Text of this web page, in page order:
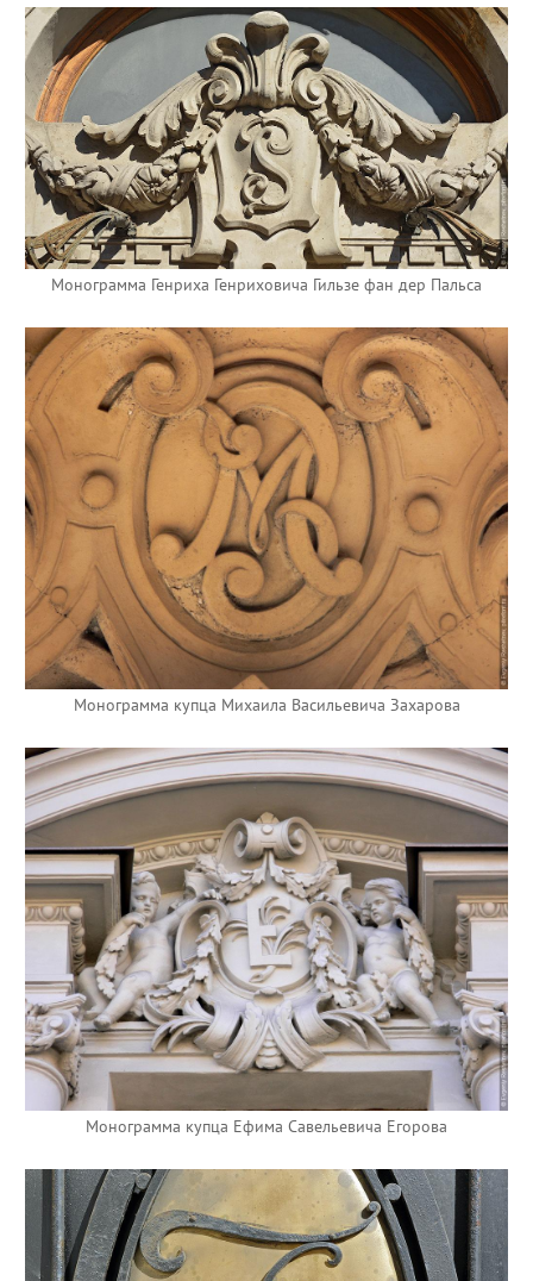
Монограмма Генриха Генриховича Гильзе фан дер Пальса
Монограмма купца Михаила Васильевича Захарова
Монограмма купца Ефима Савельевича Егорова